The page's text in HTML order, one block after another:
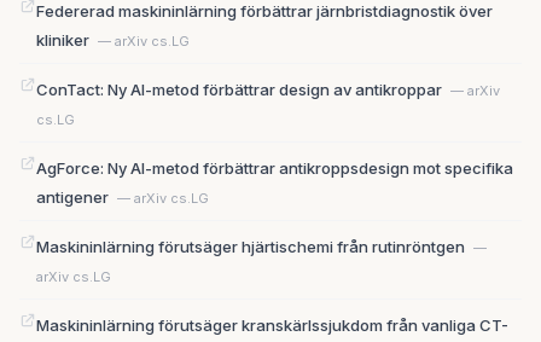
Federerad maskininlärning förbättrar järnbristdiagnostik över
kliniker — arXiv cs.LG
ConTact: Ny AI-metod förbättrar design av antikroppar — arXiv
cs.LG
AgForce: Ny AI-metod förbättrar antikroppsdesign mot specifika
antigener — arXiv cs.LG
Maskininlärning förutsäger hjärtischemi från rutinröntgen —
arXiv cs.LG
Maskininlärning förutsäger kranskärlssjukdom från vanliga CT-